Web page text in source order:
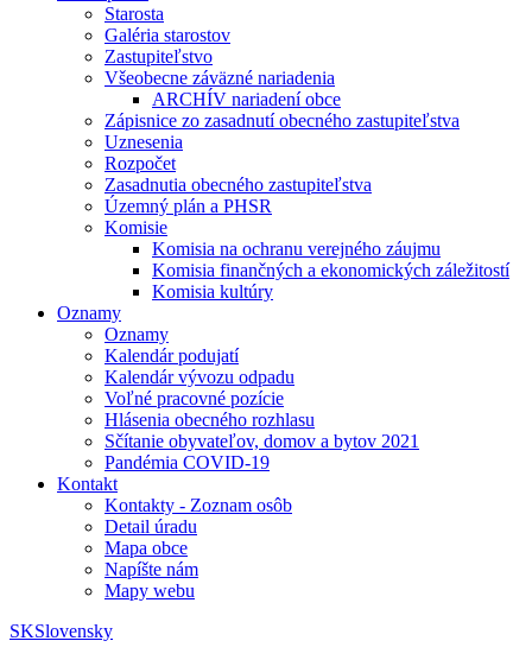
Starosta
Galéria starostov
Zastupiteľstvo
Všeobecne záväzné nariadenia
ARCHÍV nariadení obce
Zápisnice zo zasadnutí obecného zastupiteľstva
Uznesenia
Rozpočet
Zasadnutia obecného zastupiteľstva
Územný plán a PHSR
Komisie
Komisia na ochranu verejného záujmu
Komisia finančných a ekonomických záležitostí
Komisia kultúry
Oznamy
Oznamy
Kalendár podujatí
Kalendár vývozu odpadu
Voľné pracovné pozície
Hlásenia obecného rozhlasu
Sčítanie obyvateľov, domov a bytov 2021
Pandémia COVID-19
Kontakt
Kontakty - Zoznam osôb
Detail úradu
Mapa obce
Napíšte nám
Mapy webu
SKSlovensky